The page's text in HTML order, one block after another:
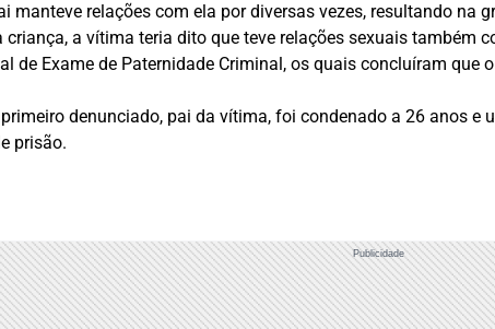
manteve relações com ela por diversas vezes, resultando na
criança, a vítima teria dito que teve relações sexuais também
de Exame de Paternidade Criminal, os quais concluíram que
denunciado, pai da vítima, foi condenado a 26 anos
prisão.
Publicidade